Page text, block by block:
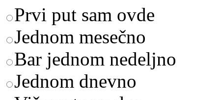
Prvi put sam ovde
Jednom mesečno
Bar jednom nedeljno
Jednom dnevno